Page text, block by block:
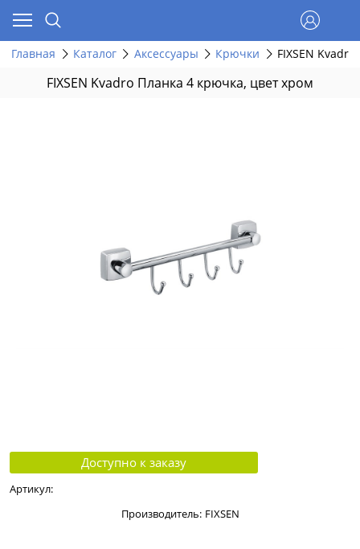
Главная Каталог Аксессуары Крючки FIXSEN
FIXSEN Kvadro Планка 4 крючка, цвет хром
Доступно к заказу
Артикул:
Производитель: FIXSEN